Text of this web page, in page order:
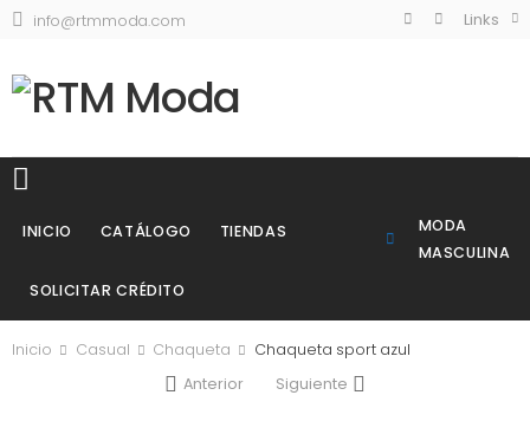
info@rtmmoda.com Links
INICIO CATÁLOGO TIENDAS
SOLICITAR CRÉDITO
MODA
MASCULINA
Inicio Casual Chaqueta
Chaqueta sport azul
Anterior
Siguiente